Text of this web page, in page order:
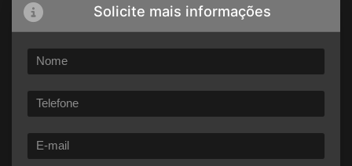
Solicite mais informações